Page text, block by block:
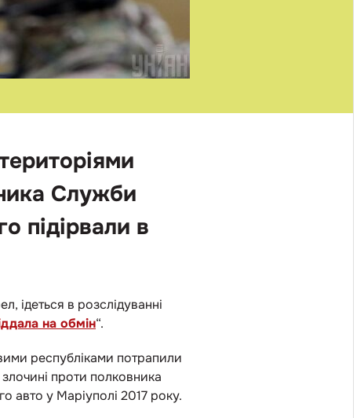
Служби
підірвали в
ідеться в розслідуванні
на обмін“.
республіками потрапили
проти полковника
авто у Маріуполі 2017 року.